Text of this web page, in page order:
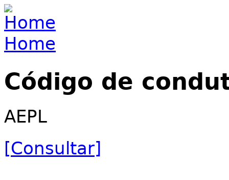
Jump to navigation
You are here
Home
Código de
AEPL
[Consultar]